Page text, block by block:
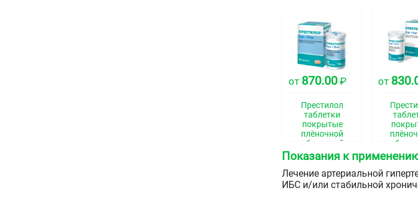
от 870.00 ₽
Престилол
таблетки
покрытые
плёночной
оболочкой
5мг+10мг №30
от
Показания к
Лечение артериальной
ИБС и/или стабильной